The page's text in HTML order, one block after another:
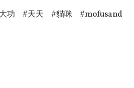
功 天天 貓咪
mofusand